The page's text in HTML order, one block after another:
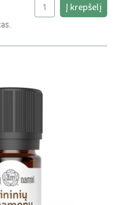
Į krepšelį